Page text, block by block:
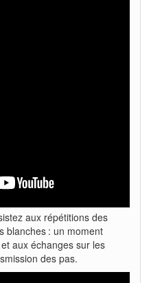
aux répétitions des
blanches : un moment
aux échanges sur les
des pas.